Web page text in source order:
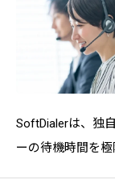
SoftDialerは、独
ーの待機時間を極